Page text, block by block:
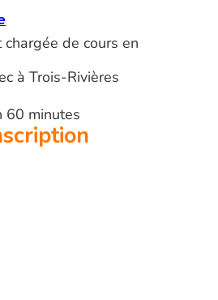
de cours en
à Trois-Rivières
60 minutes